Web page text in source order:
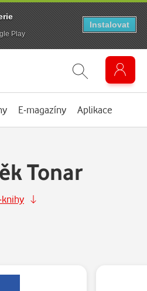
E-magazíny Aplikace
Tonar
knihy
Play
Instalovat